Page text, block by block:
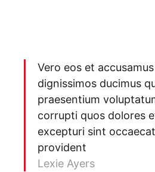
Vero eos et
dignissimos ducimus
praesentium
corrupti quos dolores
excepturi sint
provident
Lexie Ayers